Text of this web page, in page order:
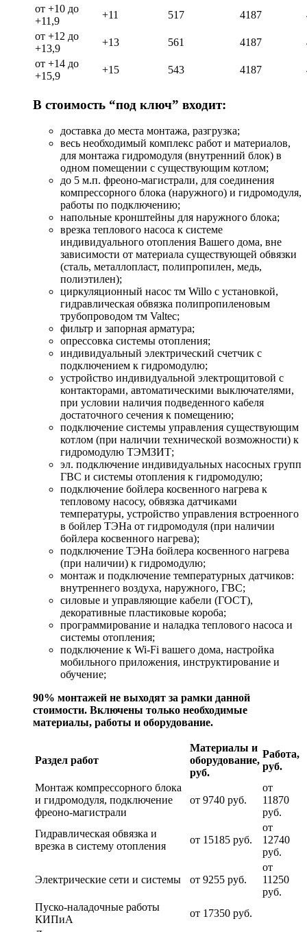
от +10 до
+11,9
+11 517 4187
от +12 до
+13,9
+13 561 4187
от +14 до
+15,9
+15 543 4187
В стоимость “под ключ” входит:
доставка до места монтажа, разгрузка;
весь необходимый комплекс работ и материалов,
для монтажа гидромодуля (внутренний блок) в
одном помещении с существующим котлом;
до 5 м.п. фреоно-магистрали, для соединения
компрессорного блока (наружного) и гидромодуля,
работы по подключению;
напольные кронштейны для наружного блока;
врезка теплового насоса к системе
индивидуального отопления Вашего дома, вне
зависимости от материала существующей обвязки
(сталь, металлопласт, полипропилен, медь,
полиэтилен);
циркуляционный насос тм Willo с установкой,
гидравлическая обвязка полипропиленовым
трубопроводом тм Valtec;
фильтр и запорная арматура;
опрессовка системы отопления;
индивидуальный электрический счетчик с
подключением к гидромодулю;
устройство индивидуальной электрощитовой с
контакторами, автоматическими выключателями,
при условии наличия подведенного кабеля
достаточного сечения к помещению;
подключение системы управления существующим
котлом (при наличии технической возможности) к
гидромодулю ТЭМЗИТ;
эл. подключение индивидуальных насосных групп
ГВС и системы отопления к гидромодулю;
подключение бойлера косвенного нагрева к
тепловому насосу, обвязка датчиками
температуры, устройство управления встроенного
в бойлер ТЭНа от гидромодуля (при наличии
бойлера косвенного нагрева);
подключение ТЭНа бойлера косвенного нагрева
(при наличии) к гидромодулю;
монтаж и подключение температурных датчиков:
внутреннего воздуха, наружного, ГВС;
силовые и управляющие кабели (ГОСТ),
декоративные пластиковые короба;
программирование и наладка теплового насоса и
системы отопления;
подключение к Wi-Fi вашего дома, настройка
мобильного приложения, инструктирование и
обучение;
90% монтажей не выходят за рамки данной
стоимости. Включены только необходимые
материалы, работы и оборудование.
Раздел работ
Материалы и
оборудование,
руб.
Работа,
руб.
Монтаж компрессорного блока
и гидромодуля, подключение
фреоно-магистрали
от 9740 руб.
от
11870
руб.
Гидравлическая обвязка и
врезка в систему отопления
от 15185 руб.
от
12740
руб.
Электрические сети и системы от 9255 руб.
от
11250
руб.
Пуско-наладочные работы
КИПиА
от 17350 руб.